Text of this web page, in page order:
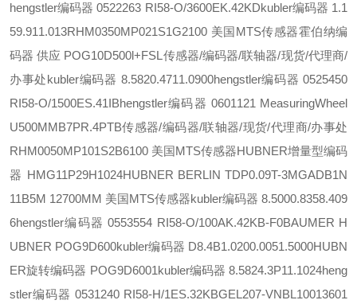
hengstler编码器 0522263 RI58-O/3600EK.42KDkubler编码器 1.1
59.911.013RHM0350MP021S1G2100 美国MTS传感器霍伯纳编
码器 供应 POG10D500l+FSL 传感器/编码器/联轴器/现货/代理商/
办事处kubler编码器 8.5820.4711.0900hengstler编码器 0525450
RI58-O/1500ES.41IBhengstler编码器 0601121 MeasuringWheel
U500MMB7PR.4PTB传感器/编码器/联轴器/现货/代理商/办事处
RHM0050MP101S2B6100 美国MTS传感器HUBNER增量型编码
器 HMG11P29H1024HUBNER BERLIN TDP0.09T-3MGADB1N
11B5M 12700MM 美国MTS传感器kubler编码器 8.5000.8358.409
6hengstler编码器 0553554 RI58-O/100AK.42KB-F0BAUMER H
UBNER POG9D600kubler编码器 D8.4B1.0200.0051.5000HUBN
ER旋转编码器 POG9D6001kubler编码器 8.5824.3P11.1024heng
stler编码器 0531240 RI58-H/1ES.32KBGEL207-VNBL10013601